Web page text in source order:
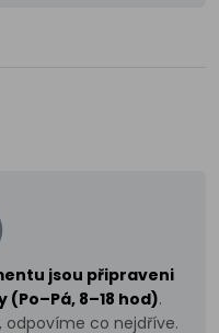
jsou připraveni
8–18 hod).
co nejdříve.